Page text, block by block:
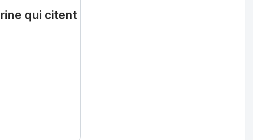
qui citent